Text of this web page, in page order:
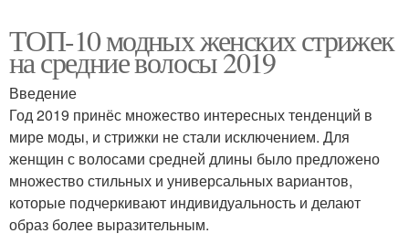
ТОП-10 модных женских стрижек
на средние волосы 2019
Введение
Год 2019 принёс множество интересных тенденций в
мире моды, и стрижки не стали исключением. Для
женщин с волосами средней длины было предложено
множество стильных и универсальных вариантов,
которые подчеркивают индивидуальность и делают
образ более выразительным.